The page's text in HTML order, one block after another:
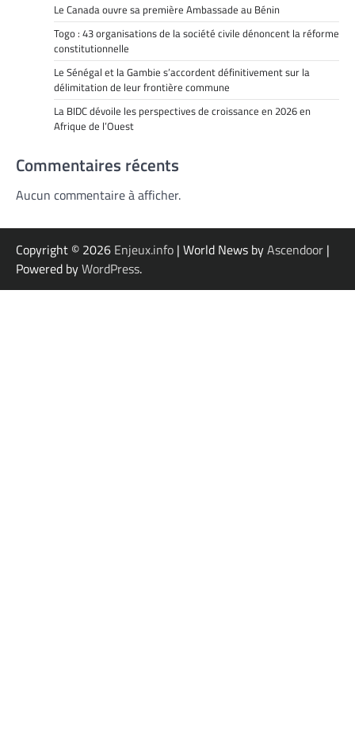
Le Canada ouvre sa première Ambassade au Bénin
Togo : 43 organisations de la société civile dénoncent la réforme
constitutionnelle
Le Sénégal et la Gambie s’accordent définitivement sur la
délimitation de leur frontière commune
La BIDC dévoile les perspectives de croissance en 2026 en
Afrique de l’Ouest
Commentaires récents
Aucun commentaire à afficher.
Copyright © 2026 Enjeux.info | World News byAscendoor |
Powered byWordPress.